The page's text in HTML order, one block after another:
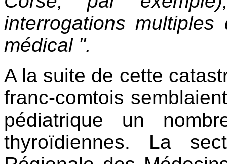
interrogations
médical ".
A la suite de cette
franc-comtois
pédiatrique un
thyroïdiennes. La